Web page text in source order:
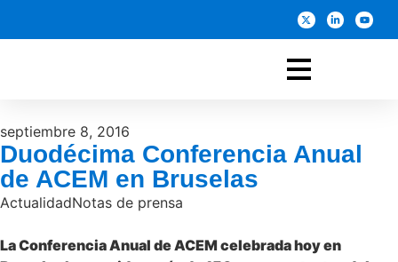
septiembre 8, 2016
Duodécima Conferencia Anual
de ACEM en Bruselas
ActualidadNotas de prensa
La Conferencia Anual de ACEM celebrada hoy en